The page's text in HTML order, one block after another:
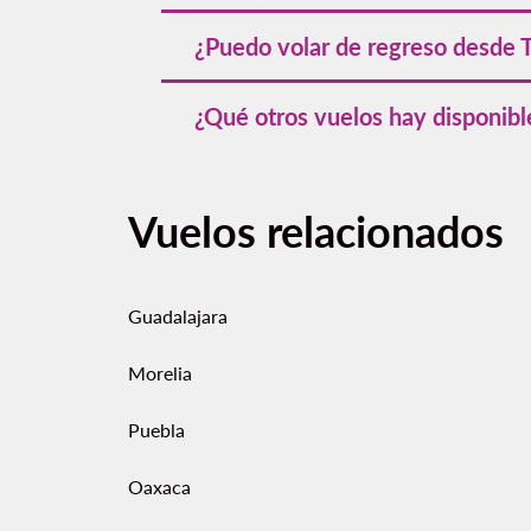
la temporada, siendo marzo uno de los
¿Puedo volar de regreso desde
¿Qué otros vuelos hay
Vuelos relacionados
Guadalajara
Morelia
Puebla
Oaxaca